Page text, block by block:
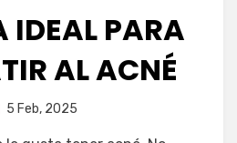
IDEAL PARA
AL ACNÉ
porFernando Miranda Servín
5 Feb, 2025